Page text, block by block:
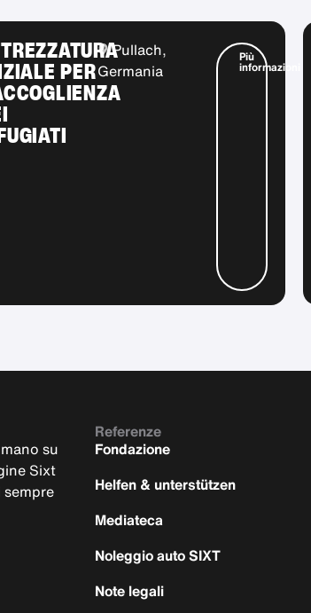
PER
Pullach,
Germania
Più
informazioni
su
Sixt
Referenze
Fondazione
Helfen & unterstützen
Mediateca
Noleggio auto SIXT
Note legali